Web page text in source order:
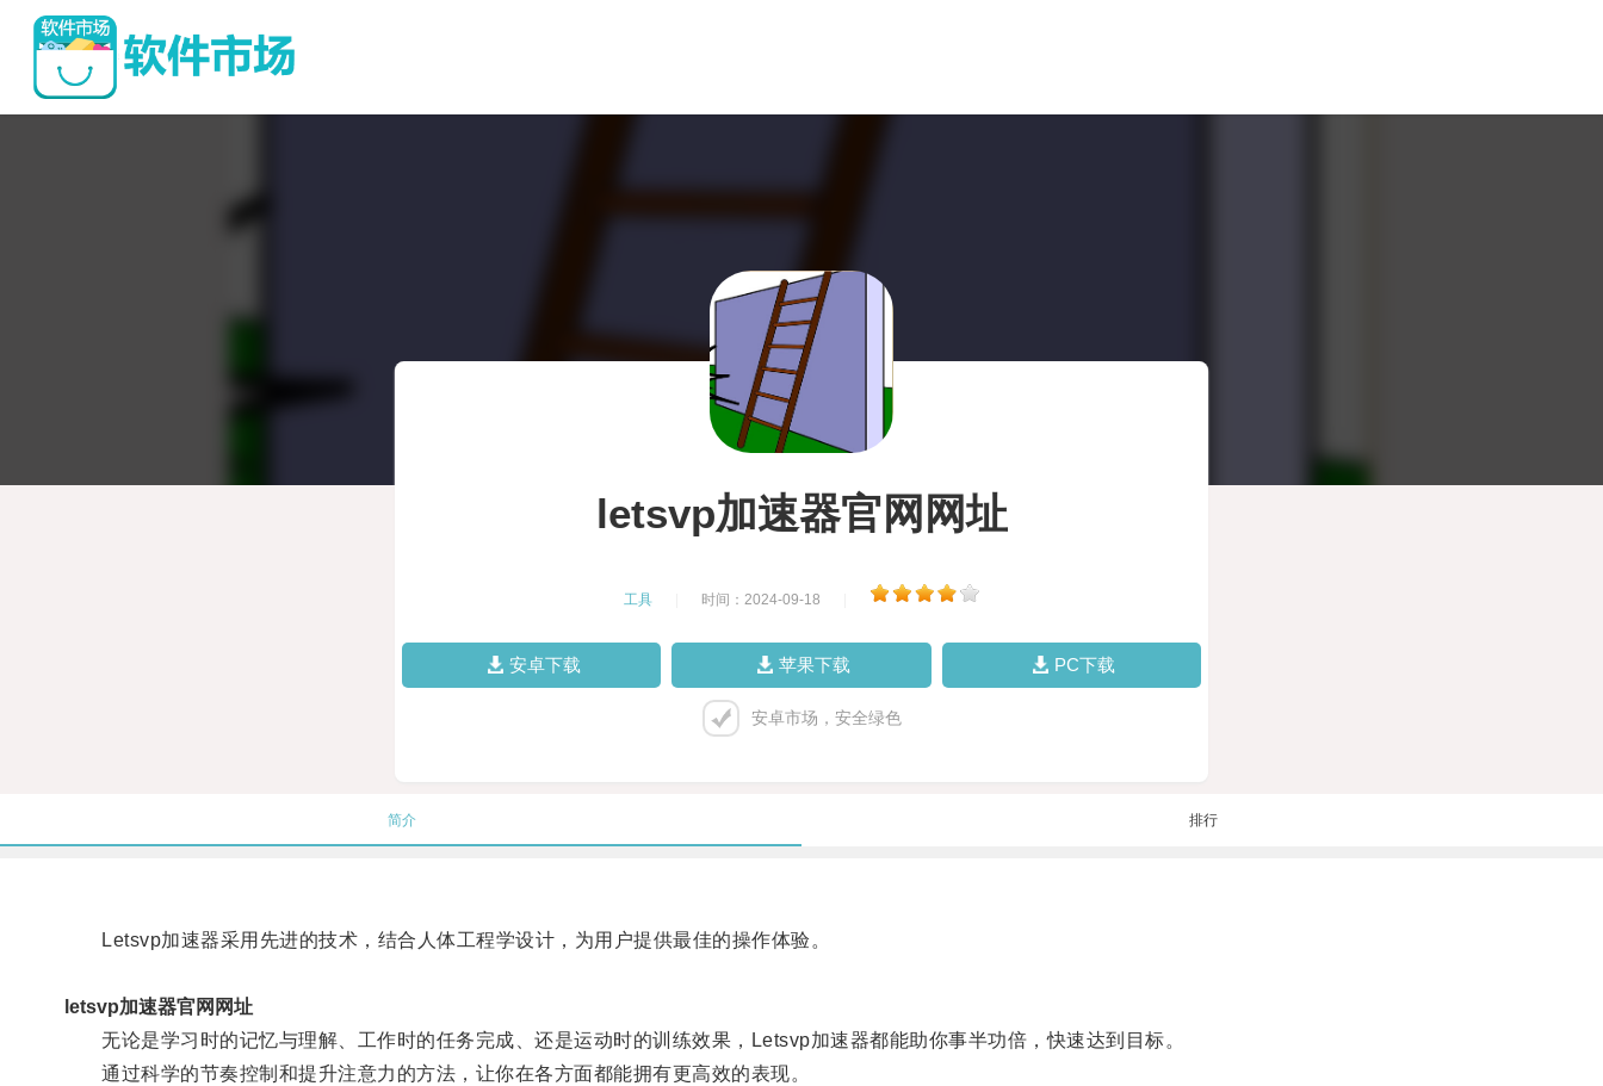
letsvp加速器官网网址
工具 时间：2024-09-18
安卓下载 苹果下载 PC下载
安卓市场，安全绿色
简介 排行
Letsvp加速器采用先进的技术，结合人体工程学设计，为用户提供最佳的操作体验。
letsvp加速器官网网址
无论是学习时的记忆与理解、工作时的任务完成、还是运动时的训练效果，Letsvp加速器都能助你事半功倍，快速达到目标。
通过科学的节奏控制和提升注意力的方法，让你在各方面都能拥有更高效的表现。